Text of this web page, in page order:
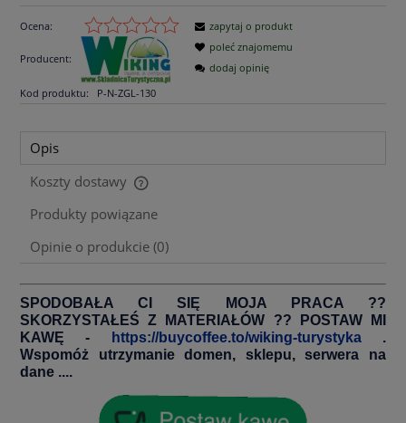
Ocena:
Producent:
Kod produktu: P-N-ZGL-130
zapytaj o produkt
poleć znajomemu
dodaj opinię
Opis
Koszty dostawy
Cena nie zawiera ewentualnych kosztów płatności
Produkty powiązane
Opinie o produkcie (0)
SPODOBAŁA CI SIĘ MOJA PRACA ??
SKORZYSTAŁEŚ Z MATERIAŁÓW ?? POSTAW MI
KAWĘ -
https://buycoffee.to/wiking-turystyka .
Wspomóż utrzymanie domen, sklepu, serwera na
dane ....